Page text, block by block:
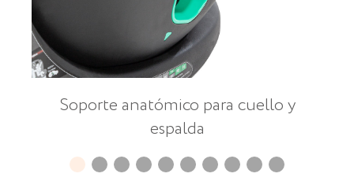
Soporte anatómico para cuello y
espalda